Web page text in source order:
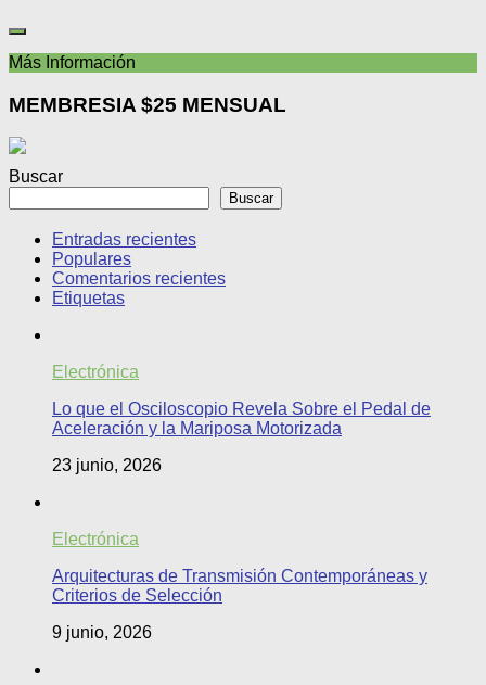
Más Información
MEMBRESIA $25 MENSUAL
Buscar
Buscar
Entradas recientes
Populares
Comentarios recientes
Etiquetas
Electrónica
Lo que el Osciloscopio Revela Sobre el Pedal de
Aceleración y la Mariposa Motorizada
23 junio, 2026
Electrónica
Arquitecturas de Transmisión Contemporáneas y
Criterios de Selección
9 junio, 2026